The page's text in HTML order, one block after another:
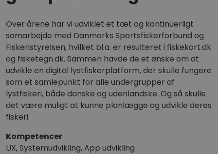
Over årene har vi udviklet et tæt og kontinuerligt
samarbejde med Danmarks Sportsfiskerforbund og
Fiskeristyrelsen, hvilket bl.a. er resulteret i fiskekort.dk
og fisketegn.dk. Sammen havde de et ønske om at
udvikle en digital lystfiskerplatform, der skulle fungere
som et samlepunkt for alle undergrupper af
lystfiskeri, både danske og udenlandske. Og så skulle
det være muligt at kunne planlægge og udvikle deres
fiskeri.
Kompetencer
UX, Systemudvikling, App udvikling